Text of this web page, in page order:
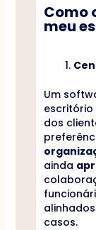
Como
meu
Um
dos
ainda
casos.